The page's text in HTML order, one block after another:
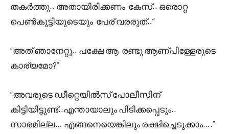
തകർത്തു.. അതായിരിക്കണം കേസ്.. ഒരൊറ്റ
പെൺകുട്ടിയുടെയും പേര് വരരുത്..”
“അത് ഞാനേറ്റു.. പക്ഷേ ആ രണ്ടു ആണ്പിള്ളേരുടെ
കാര്യമോ?”
“അവരുടെ ഡീറ്റെയിൽസ് പോലീസിന്
കിട്ടിയിട്ടുണ്ട്..എന്തായാലും പിടിക്കപ്പെടും..
സാരമില്ല… എങ്ങനെയെങ്കിലും രക്ഷിച്ചെടുക്കാം….”